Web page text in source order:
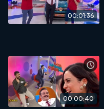
00:01:36
00:00:40